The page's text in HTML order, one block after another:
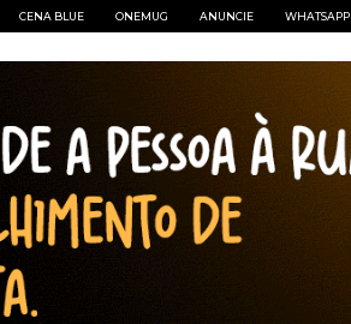
CENA BLUE ONEMUG ANUNCIE WHATSAPP